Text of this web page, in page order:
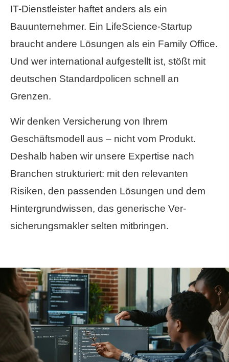
IT-Dienstleister haftet anders als ein
Bauunternehmer. Ein LifeScience-Startup
braucht andere Lösungen als ein Family Office.
Und wer international aufgestellt ist, stößt mit
deutschen Standardpolicen schnell an
Grenzen.
Wir denken Versicherung von Ihrem
Geschäftsmodell aus – nicht vom Produkt.
Deshalb haben wir unsere Expertise nach
Branchen strukturiert: mit den relevanten
Risiken, den passenden Lösungen und dem
Hintergrundwissen, das generische Ver­
sicherungs­makler selten mitbringen.